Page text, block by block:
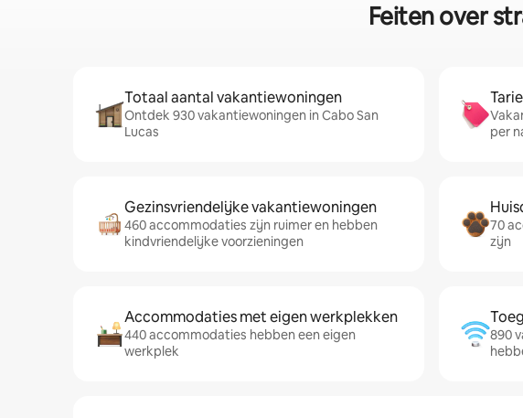
Feiten over
Totaal aantal vakantiewoningen
Ontdek 930 vakantiewoningen in Cabo San
Lucas
per
Gezinsvriendelijke vakantiewoningen
460 accommodaties zijn ruimer en hebben
kindvriendelijke voorzieningen
70
zijn
Accommodaties met eigen werkplekken
440 accommodaties hebben een eigen
werkplek
890